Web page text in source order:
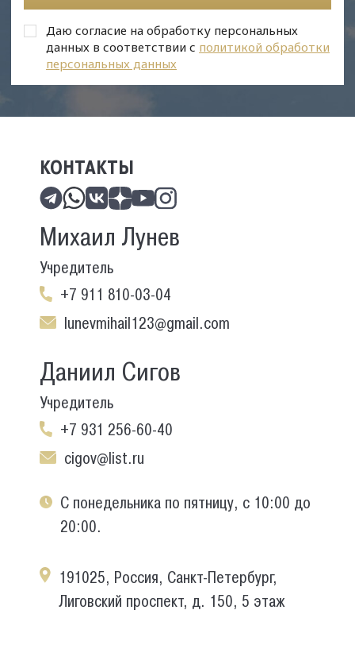
Даю согласие на обработку персональных
данных в соответствии с политикой обработки
персональных данных
КОНТАКТЫ
Михаил Лунев
Учредитель
+7 911 810-03-04
lunevmihail123@gmail.com
Даниил Сигов
Учредитель
+7 931 256-60-40
cigov@list.ru
С понедельника по пятницу, с 10:00 до
20:00.
191025, Россия, Санкт-Петербург,
Лиговский проспект, д. 150, 5 этаж